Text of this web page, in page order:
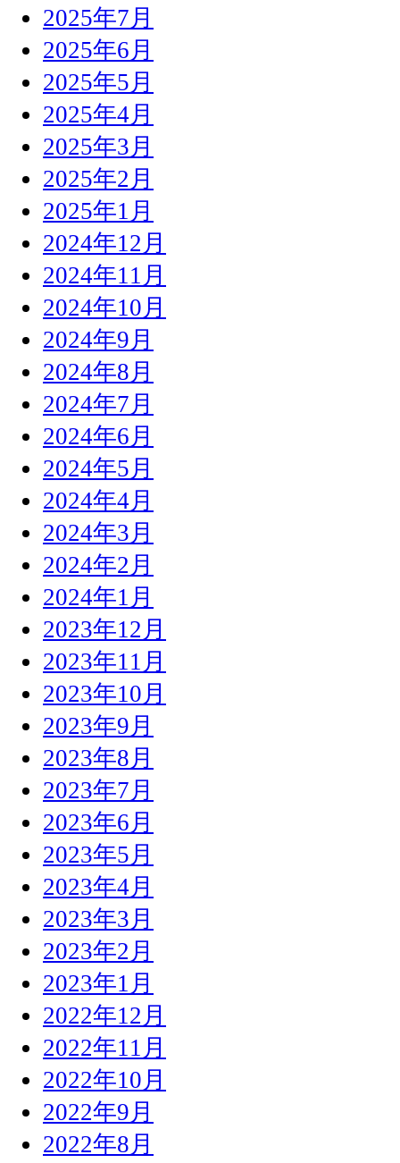
2025年7月
2025年6月
2025年5月
2025年4月
2025年3月
2025年2月
2025年1月
2024年12月
2024年11月
2024年10月
2024年9月
2024年8月
2024年7月
2024年6月
2024年5月
2024年4月
2024年3月
2024年2月
2024年1月
2023年12月
2023年11月
2023年10月
2023年9月
2023年8月
2023年7月
2023年6月
2023年5月
2023年4月
2023年3月
2023年2月
2023年1月
2022年12月
2022年11月
2022年10月
2022年9月
2022年8月